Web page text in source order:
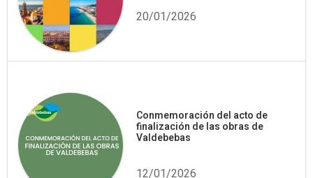
20/01/2026
Conmemoración del acto de
finalización de las obras de
Valdebebas
12/01/2026